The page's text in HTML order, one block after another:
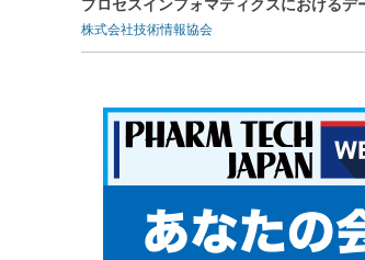
プロセスインフォマティクスにおける
株式会社技術情報協会